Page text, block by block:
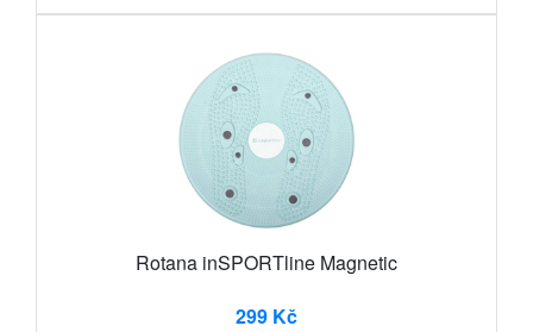
Rotana inSPORTline Magnetic
299 Kč